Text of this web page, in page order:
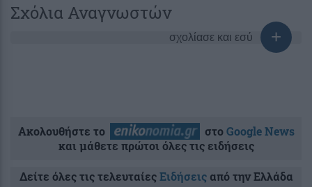
Σχόλια Αναγνωστών
σχολίασε και εσύ
Ακολουθήστε το στοGoogle News
και μάθετε πρώτοι όλες τις ειδήσεις
Δείτε όλες τις τελευταίεςΕιδήσειςαπό την Ελλάδα